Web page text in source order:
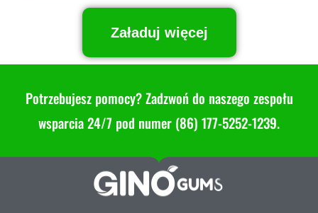
Załaduj więcej
Potrzebujesz pomocy? Zadzwoń do naszego zespołu
wsparcia 24/7 pod numer (86) 177-5252-1239.